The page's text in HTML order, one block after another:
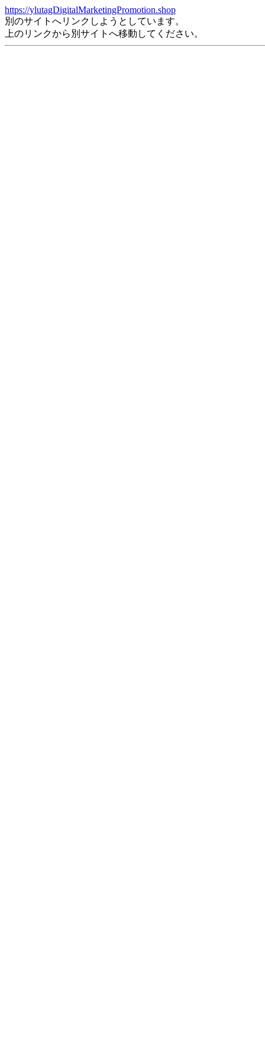
https://ylutagDigitalMarketingPromotion.shop
別のサイトへリンクしようとしています。
上のリンクから別サイトへ移動してください。